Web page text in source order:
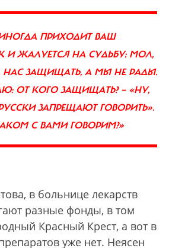
ПРИХОДИТ ВАШ
И ЖАЛУЕТСЯ НА СУДЬБУ: МОЛ,
НАС ЗАЩИЩАТЬ, А МЫ НЕ РАДЫ.
ОТ КОГО ЗАЩИЩАТЬ? — «НУ,
ЗАПРЕЩАЮТ ГОВОРИТЬ».
С ВАМИ ГОВОРИМ?»
в больнице лекарств
разные фонды, в том
Красный Крест, а вот в
уже нет. Неясен